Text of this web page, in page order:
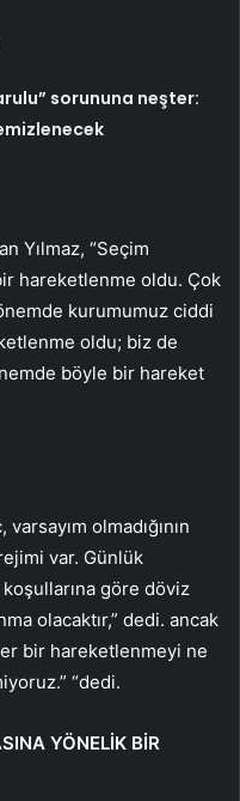
sorununa neşter:
Yılmaz, “Seçim
hareketlenme oldu. Çok
kurumumuz ciddi
oldu; biz de
böyle bir hareket
olmadığının
var. Günlük
göre döviz
olacaktır,” dedi. ancak
bir hareketlenmeyi ne
“dedi.
YÖNELİK BİR